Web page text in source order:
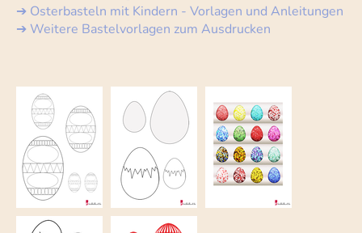
➔ Osterbasteln mit Kindern - Vorlagen und Anleitungen
➔ Weitere Bastelvorlagen zum Ausdrucken